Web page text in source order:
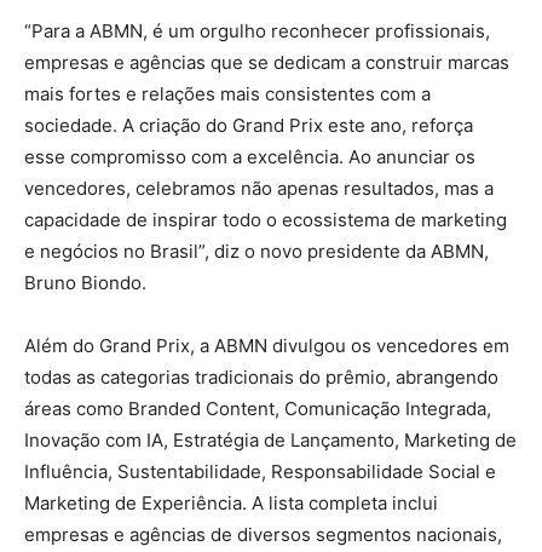
“Para a ABMN, é um orgulho reconhecer profissionais,
empresas e agências que se dedicam a construir marcas
mais fortes e relações mais consistentes com a
sociedade. A criação do Grand Prix este ano, reforça
esse compromisso com a excelência. Ao anunciar os
vencedores, celebramos não apenas resultados, mas a
capacidade de inspirar todo o ecossistema de marketing
e negócios no Brasil”, diz o novo presidente da ABMN,
Bruno Biondo.
Além do Grand Prix, a ABMN divulgou os vencedores em
todas as categorias tradicionais do prêmio, abrangendo
áreas como Branded Content, Comunicação Integrada,
Inovação com IA, Estratégia de Lançamento, Marketing de
Influência, Sustentabilidade, Responsabilidade Social e
Marketing de Experiência. A lista completa inclui
empresas e agências de diversos segmentos nacionais,